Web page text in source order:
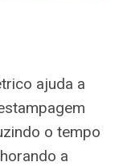
ajuda a
o tempo
a